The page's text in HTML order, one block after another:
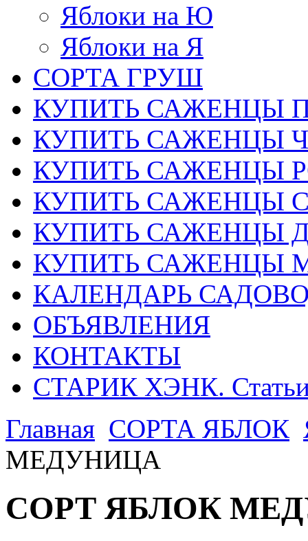
Яблоки на Ю
Яблоки на Я
СОРТА ГРУШ
КУПИТЬ САЖЕНЦЫ
КУПИТЬ САЖЕНЦЫ
КУПИТЬ САЖЕНЦЫ
КУПИТЬ САЖЕНЦЫ
КУПИТЬ САЖЕНЦЫ
КУПИТЬ САЖЕНЦЫ
КАЛЕНДАРЬ
ОБЪЯВЛЕНИЯ
КОНТАКТЫ
СТАРИК ХЭНК.
Главная CОРТА ЯБЛОК
МЕДУНИЦА
СОРТ ЯБЛОК